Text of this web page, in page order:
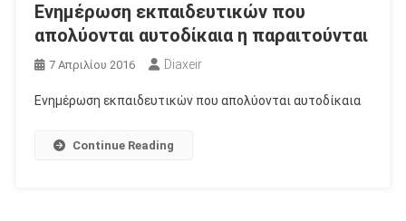
Ενημέρωση εκπαιδευτικών που
απολύονται αυτοδίκαια η παραιτούνται
7 Απριλίου 2016 Diaxeir
Ενημέρωση εκπαιδευτικών που απολύονται αυτοδίκαια
Continue Reading